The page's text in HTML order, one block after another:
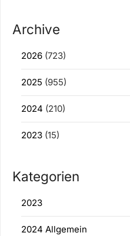
Archive
2026 (723)
2025 (955)
2024 (210)
2023 (15)
Kategorien
2023
2024 Allgemein